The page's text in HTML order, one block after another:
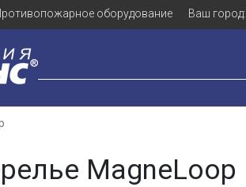
оборудование Ваш город:
MagneLoop